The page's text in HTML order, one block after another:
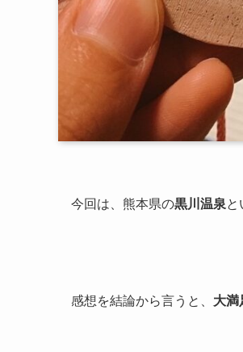
今回は、熊本県の黒川温泉と
感想を結論から言うと、 大満